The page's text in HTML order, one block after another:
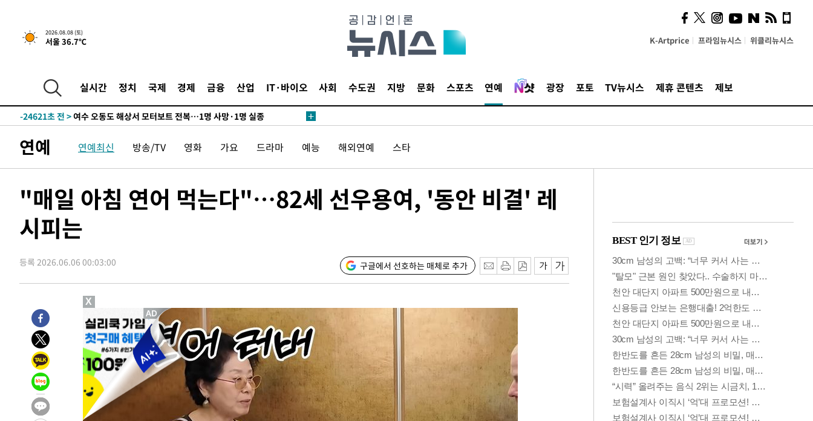
2026.08.08 (토)
서울 36.7℃ K-Artprice 프라임뉴시스 위클리뉴시스
실시간 정치 국제 경제 금융 산업 IT·바이오 사회 수도권 지방 문화 스포츠 연예 광장 포토 TV뉴시스 제휴 콘텐츠 제보
31분 전 >[속보]뉴욕증시 상승 마감…S&P 0.6% 나스닥 1.3%↑
-27711초 전 >
선재도서 해루질 나섰다 실종 60대, 닷새 만에 숨진 채 발견
-25245초 전 >
-24621초 전 >여수 오동도 해상서 모터보트 전복…1명 사망·1명 실종
주 날씨]
-17866초 전 >
축구협회 "압수수색·성접대 논란 사과…쇄신의 기회로 삼겠다"
-16383초 전 >[속보]'압수수색·성접대 논란' 축구협회 "실망과 걱정 안겨드려 죄
31분 전 > [속보]뉴욕증시 상승 마감…S&P 0.6% 나스닥 1.3%↑
-30001초 전 >
-27711초 전 >선재도서 해루질 나섰다 실종 60대, 닷새 만에 숨진 채 발견
-24621초 전 >여수 오동도 해상서 모터보트 전복…1명 사망·1명 실종
-20848초 전 >극한폭염 한풀 꺾이지만…'낮 최고 35도' 무더위, 열대야 계속[다음
축구협회 "압수수색·성접대 논란 사과…쇄신의 기회로 삼겠다"
-16383초 전 >
[속보]'압수수색·성접대 논란' 축구협회 "실망과 걱정 안겨드려 죄
송"
-5004초 전 >
'최고 37도' 폭염 지속…강원동해안 최대 150㎜ 비
31분 전 >
[속보]뉴욕증시 상승 마감…S&P 0.6% 나스닥 1.3%↑
연예 연예최신 방송/TV 영화 가요 드라마 예능 해외연예 스타
"매일 아침 연어 먹는다"…82세 선우용여, '동안 비결' 레
시피는
등록 2026.06.06 00:03:00 구글에서 선호하는 매체로 추가
사이 해답 찾았죠"…알을
깨고 나온 '초자아'
X